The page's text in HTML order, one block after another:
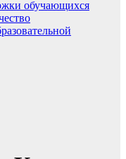
обучающихся